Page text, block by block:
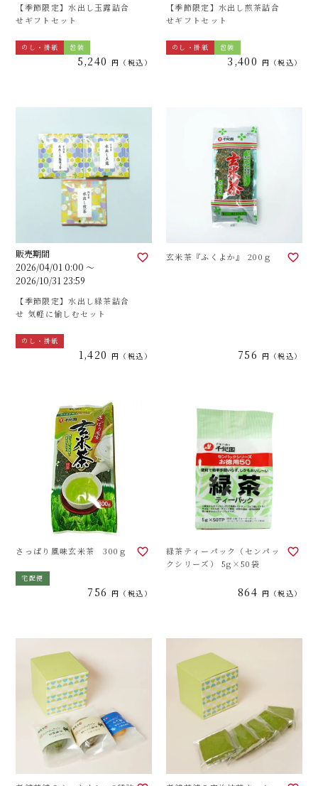
【季節限定】水出し玉露詰合
せギフトセット
のし・掛紙 包装
5,240 税込
【季節限定】水出し煎茶詰合
せギフトセット
のし・掛紙 包装
3,400 税込
販売期間
2026/04/01 0:00〜
2026/10/31 23:59
【季節限定】水出し緑茶詰合
せ 気軽に愉しむセット
のし・掛紙
1,420 税込
玄米茶『ふくよか』 200ｇ
756 税込
さっぱり風味玄米茶 300ｇ
宅配便
756 税込
緑茶ティーパック（センパッ
クシリーズ） 5g×50袋
864 税込